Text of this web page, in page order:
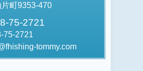
町9353-470
75-2721
75-2721
tommy.com